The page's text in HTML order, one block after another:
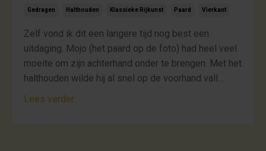
Gedragen Halthouden Klassieke Rijkunst Paard Vierkant
Zelf vond ik dit een langere tijd nog best een
uitdaging. Mojo (het paard op de foto) had heel veel
moeite om zijn achterhand onder te brengen. Met het
halthouden wilde hij al snel op de voorhand vall...
Lees verder